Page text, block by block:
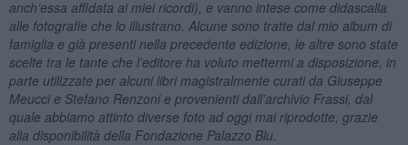
anch’essa affidata ai miei ricordi), e vanno intese come didascalia
alle fotografie che lo illustrano. Alcune sono tratte dal mio album di
famiglia e già presenti nella precedente edizione, le altre sono state
scelte tra le tante che l’editore ha voluto mettermi a disposizione, in
parte utilizzate per alcuni libri magistralmente curati da Giuseppe
Meucci e Stefano Renzoni e provenienti dall’archivio Frassi, dal
quale abbiamo attinto diverse foto ad oggi mai riprodotte, grazie
alla disponibilità della Fondazione Palazzo Blu.